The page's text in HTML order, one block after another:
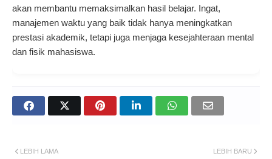
akan membantu memaksimalkan hasil belajar. Ingat,
manajemen waktu yang baik tidak hanya meningkatkan
prestasi akademik, tetapi juga menjaga kesejahteraan mental
dan fisik mahasiswa.
LEBIH BARU
LEBIH LAMA